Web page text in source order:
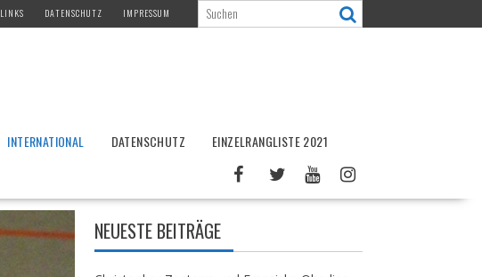
LINKS DATENSCHUTZ IMPRESSUM
INTERNATIONAL DATENSCHUTZ EINZELRANGLISTE 2021
NEUESTE BEITRÄGE